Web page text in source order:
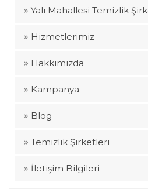
Yalı Mahallesi Temizlik
Hizmetlerimiz
Hakkımızda
Kampanya
Blog
Temizlik Şirketleri
İletişim Bilgileri